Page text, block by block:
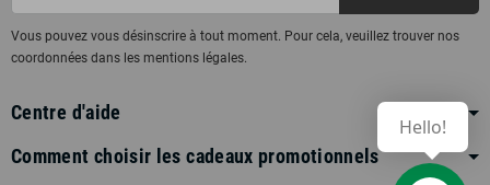
Vous pouvez vous désinscrire à tout moment. Pour cela, veuillez trouver nos
coordonnées dans les mentions légales.
Centre d'aide
Comment choisir les cadeaux promotionnels
Hello!